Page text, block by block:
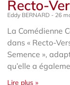
Recto-
Eddy BERNARD 26
La Comédienne
dans « Recto-
Semence »,
qu’elle a
Lire plus »